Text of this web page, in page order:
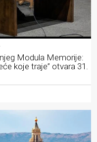
Modula Memorije:
koje traje” otvara 31.